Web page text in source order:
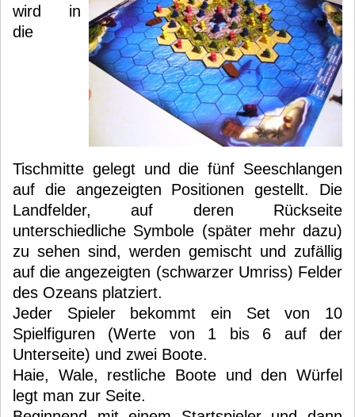
wird in
die
Tischmitte gelegt und die fünf Seeschlangen
auf die angezeigten Positionen gestellt. Die
Landfelder, auf deren Rückseite
unterschiedliche Symbole (später mehr dazu)
zu sehen sind, werden gemischt und zufällig
auf die angezeigten (schwarzer Umriss) Felder
des Ozeans platziert.
Jeder Spieler bekommt ein Set von 10
Spielfiguren (Werte von 1 bis 6 auf der
Unterseite) und zwei Boote.
Haie, Wale, restliche Boote und den Würfel
legt man zur Seite.